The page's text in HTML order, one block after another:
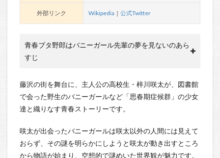
外部リンク Wikipedia ｜ 公式Twitter
青春ブタ野郎はバニーガール先輩の夢を見ないのあら
すじ
藤沢の街を舞台に、主人公の高校生・梓川咲太が、図書館
で会った野生のバニーガールなど「思春期症候群」の少女
達と織りなす青春ストーリーです。
咲太が出会ったバニーガールは咲太以外の人間には見えて
おらず、その謎を明らかにしようと咲太が動き出すところ
から物語が始まり、空想的で謎めいた世界観が魅力です。